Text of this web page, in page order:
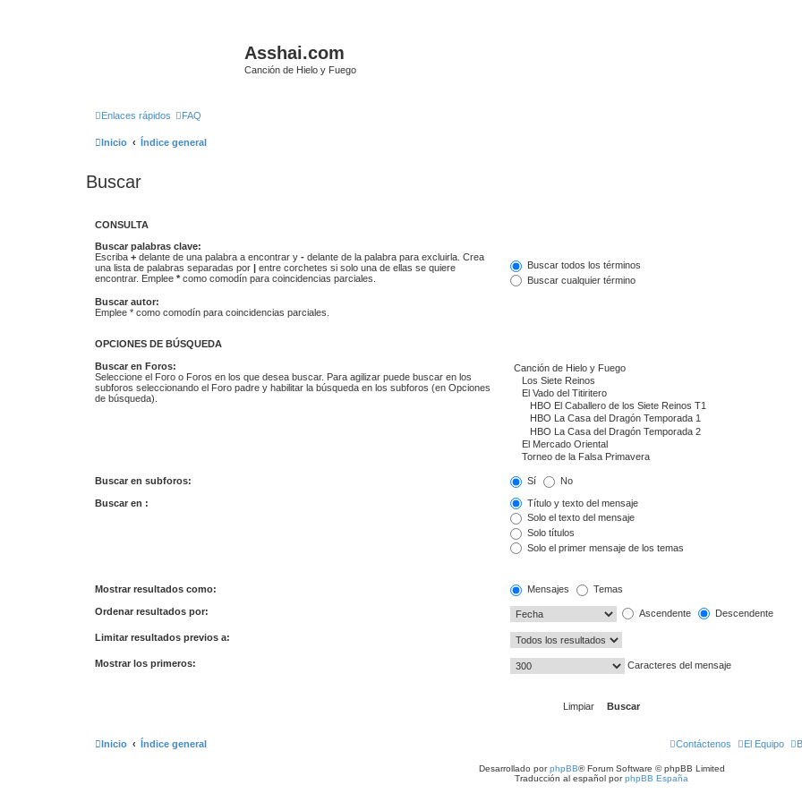
Asshai.com
Canción de Hielo y Fuego
Enlaces rápidos FAQ
Inicio Índice general
Buscar
CONSULTA
Buscar palabras clave:
Escriba + delante de una palabra a encontrar y - delante de la palabra para excluirla. Crea
una lista de palabras separadas por | entre corchetes si solo una de ellas se quiere
encontrar. Emplee * como comodín para coincidencias parciales.
Buscar todos los términos
Buscar cualquier término
Buscar autor:
Emplee * como comodín para coincidencias parciales.
OPCIONES DE BÚSQUEDA
Buscar en Foros:
Seleccione el Foro o Foros en los que desea buscar. Para agilizar puede buscar en los
subforos seleccionando el Foro padre y habilitar la búsqueda en los subforos (en Opciones
de búsqueda).
Buscar en subforos: Sí No
Buscar en :
Título y texto del mensaje
Solo el texto del mensaje
Solo títulos
Solo el primer mensaje de los temas
Mostrar resultados como: Mensajes Temas
Ordenar resultados por: Ascendente Descendente
Limitar resultados previos a:
Mostrar los primeros: Caracteres del mensaje
Inicio Índice general El Equipo
Contáctenos
Desarrollado porphpBB® Forum Software © phpBB Limited
Traducción al español porphpBB España